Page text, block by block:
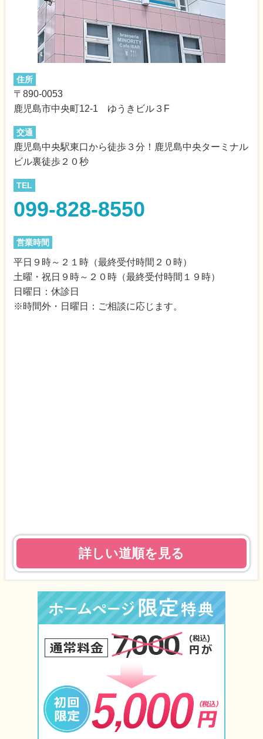
住所
〒890-0053
鹿児島市中央町12-1 ゆうきビル３F
交通
鹿児島中央駅東口から徒歩３分！鹿児島中央ターミナル
ビル裏徒歩２０秒
TEL
099-828-8550
営業時間
平日９時～２１時（最終受付時間２０時）
土曜・祝日９時～２０時（最終受付時間１９時）
日曜日：休診日
※時間外・日曜日：ご相談に応じます。
詳しい道順を見る